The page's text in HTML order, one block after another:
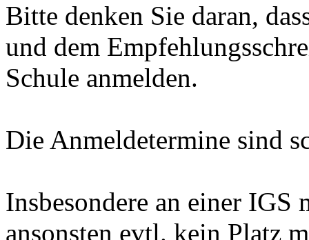
Bitte denken Sie daran,
und dem
Schule anmelden.
Die Anmeldetermine sind
Insbesondere an einer IGS
ansonsten evtl. kein Platz